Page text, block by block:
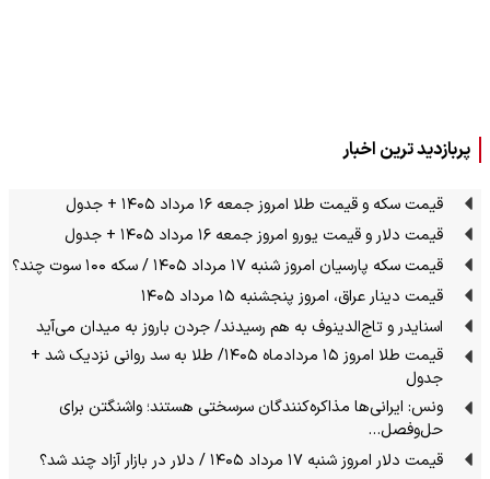
پربازدید ترین اخبار
قیمت سکه و قیمت طلا امروز جمعه ۱۶ مرداد ۱۴۰۵ + جدول
قیمت دلار و قیمت یورو امروز جمعه ۱۶ مرداد ۱۴۰۵ + جدول
قیمت سکه پارسیان امروز شنبه ۱۷ مرداد ۱۴۰۵ / سکه ۱۰۰ سوت چند؟
قیمت دینار عراق، امروز پنجشنبه ۱۵ مرداد ۱۴۰۵
اسنایدر و تاج‌الدینوف به هم رسیدند/ جردن باروز به میدان می‌آید
قیمت طلا امروز ۱۵ مردادماه ۱۴۰۵/ طلا به سد روانی نزدیک شد +
جدول
ونس: ایرانی‌ها مذاکره‌کنندگان سرسختی هستند؛ واشنگتن برای
حل‌وفصل…
قیمت دلار امروز شنبه ۱۷ مرداد ۱۴۰۵ / دلار در بازار آزاد چند شد؟